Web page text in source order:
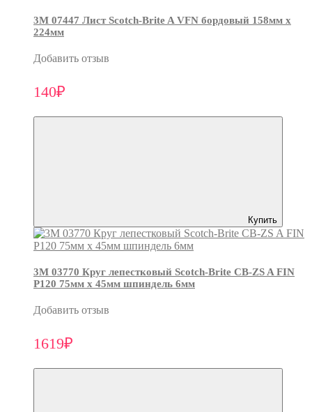
3М 07447 Лист Scotch-Brite A VFN бордовый 158мм х
224мм
Добавить отзыв
140₽
Купить
3М 03770 Круг лепестковый Scotch-Brite CB-ZS A FIN
P120 75мм х 45мм шпиндель 6мм
Добавить отзыв
1619₽